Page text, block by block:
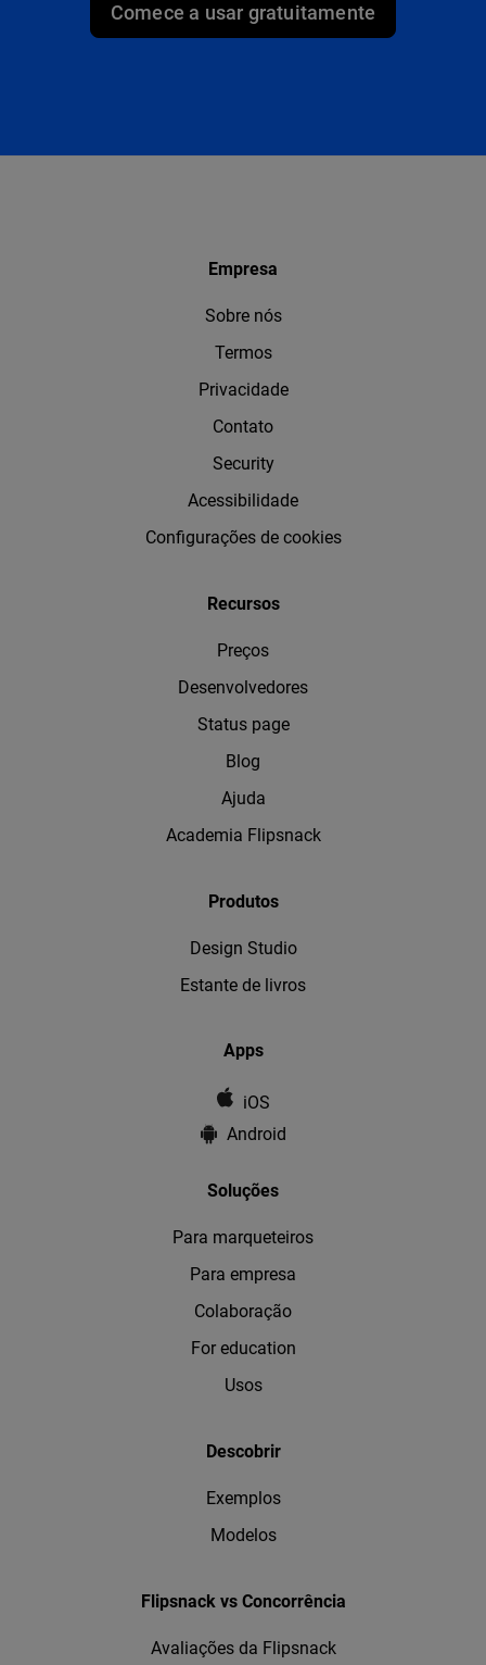
Comece a usar gratuitamente
Empresa
Sobre nós
Termos
Privacidade
Contato
Security
Acessibilidade
Configurações de cookies
Recursos
Preços
Desenvolvedores
Status page
Blog
Ajuda
Academia Flipsnack
Produtos
Design Studio
Estante de livros
Apps
iOS
Android
Soluções
Para marqueteiros
Para empresa
Colaboração
For education
Usos
Descobrir
Exemplos
Modelos
Flipsnack vs Concorrência
Avaliações da Flipsnack